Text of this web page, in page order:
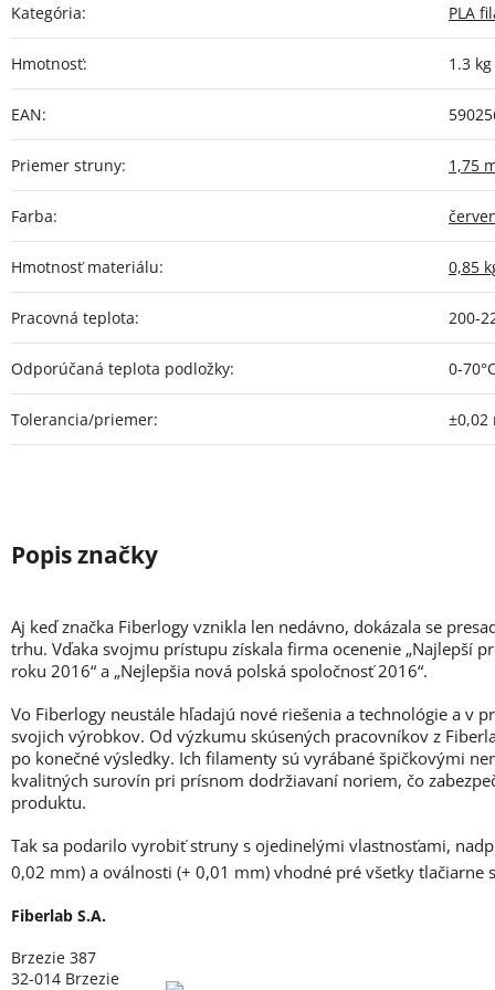
Kategória: PLA
Hmotnosť: 1.3 kg
EAN:
Priemer struny: 1,75
Farba:
Hmotnosť materiálu: 0,85
Pracovná teplota: 200-
Odporúčaná teplota podložky: 0-
Tolerancia/priemer: ±0,02
Aj keď značka Fiberlogy vznikla len nedávno, dokázala se
trhu. Vďaka svojmu prístupu získala firma ocenenie „Najlepší
roku 2016“ a „Nejlepšia nová polská spoločnosť 2016“.
Vo Fiberlogy neustále hľadajú nové riešenia a technológie a v
svojich výrobkov. Od výzkumu skúsených pracovníkov z
po konečné výsledky. Ich filamenty sú vyrábané špičkovými
kvalitných surovín pri prísnom dodržiavaní noriem, čo
produktu.
Tak sa podarilo vyrobiť struny s ojedinelými vlastnosťami,
0,02 mm) a oválnosti (+ 0,01 mm) vhodné pré všetky tlačiarne
Fiberlab S.A.
Brzezie 387
32-014 Brzezie